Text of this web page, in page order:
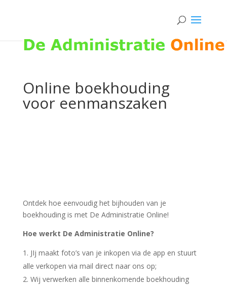
Online boekhouding
voor eenmanszaken
Ontdek hoe eenvoudig het bijhouden van je
boekhouding is met De Administratie Online!
Hoe werkt De Administratie Online?
JIj maakt foto’s van je inkopen via de app en stuurt
alle verkopen via mail direct naar ons op;
Wij verwerken alle binnenkomende boekhouding